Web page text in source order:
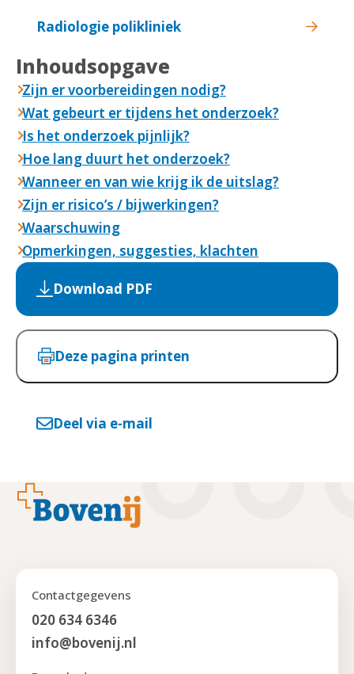
Inhoudsopgave
Zijn er voorbereidingen nodig?
Wat gebeurt er tijdens het onderzoek?
Is het onderzoek pijnlijk?
Hoe lang duurt het onderzoek?
Wanneer en van wie krijg ik de uitslag?
Zijn er risico’s / bijwerkingen?
Waarschuwing
Opmerkingen, suggesties, klachten
Download PDF
Deze pagina printen
Deel via e-mail
Radiologie polikliniek
Footer
Contactgegevens
020 634 6346
info@bovenij.nl